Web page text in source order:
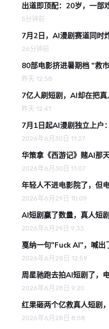
出道即顶配：20岁，一部
5分钟前
7月2日，AI漫剧赛道同时
26分钟前
80部电影挤进暑期档 "救
昨天 12:58
7亿人刷短剧，AI却在把
昨天 12:41
7月1日起AI漫剧独立上户
2026年6月30日 11:27
华策拿《西游记》赌AI那
2026年6月30日 11:07
年轻人不进电影院了，但
2026年6月29日 10:09
AI短剧赢了数量，真人短
2026年6月29日 9:33
戛纳一句"Fuck AI"，喊出
2026年6月28日 12:59
周星驰跑去拍AI短剧了，
2026年6月28日 9:20
红果砸两个亿救真人短剧
2026年6月28日 8:58